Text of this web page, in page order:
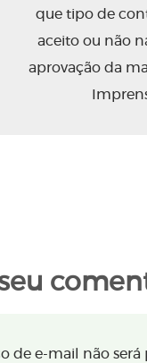
que tipo de
aceito ou não
aprovação da
de e-mail não